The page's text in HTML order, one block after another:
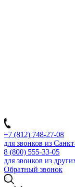
+7 (812) 748-27-08
для звонков из
8 (800) 555-33-05
для звонков из
Обратный звонок